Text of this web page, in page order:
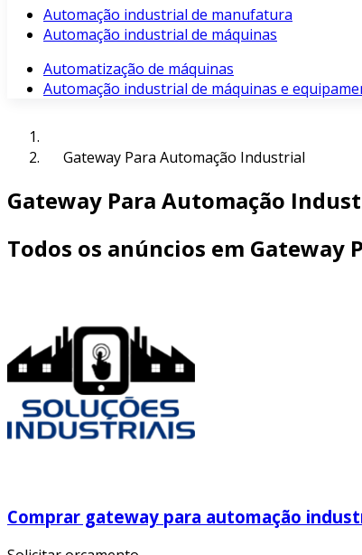
Automação industrial de manufatura
Automação industrial de máquinas
Automatização de máquinas
Automação industrial de máquinas e
Gateway Para Automação Industrial
Gateway Para Automação
Todos os anúncios em
Comprar gateway para automação